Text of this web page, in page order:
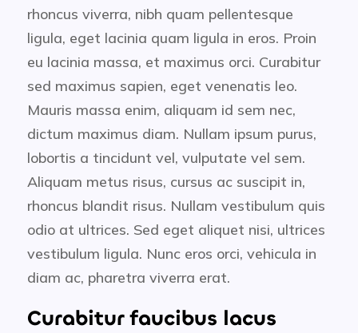
rhoncus viverra, nibh quam pellentesque
ligula, eget lacinia quam ligula in eros. Proin
eu lacinia massa, et maximus orci. Curabitur
sed maximus sapien, eget venenatis leo.
Mauris massa enim, aliquam id sem nec,
dictum maximus diam. Nullam ipsum purus,
lobortis a tincidunt vel, vulputate vel sem.
Aliquam metus risus, cursus ac suscipit in,
rhoncus blandit risus. Nullam vestibulum quis
odio at ultrices. Sed eget aliquet nisi, ultrices
vestibulum ligula. Nunc eros orci, vehicula in
diam ac, pharetra viverra erat.
Curabitur faucibus lacus